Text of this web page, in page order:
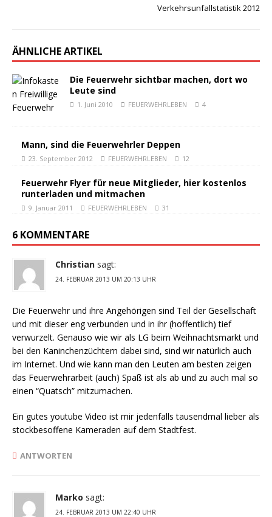
Verkehrsunfallstatistik 2012
ÄHNLICHE ARTIKEL
Die Feuerwehr sichtbar machen, dort wo
Leute sind
1. Juni 2010 FEUERWEHRLEBEN 4
Mann, sind die Feuerwehrler Deppen
23. September 2012 FEUERWEHRLEBEN 12
Feuerwehr Flyer für neue Mitglieder, hier kostenlos
runterladen und mitmachen
9. Januar 2011 FEUERWEHRLEBEN 31
6 KOMMENTARE
Christian sagt:
24. FEBRUAR 2013 UM 20:13 UHR
Die Feuerwehr und ihre Angehörigen sind Teil der Gesellschaft
und mit dieser eng verbunden und in ihr (hoffentlich) tief
verwurzelt. Genauso wie wir als LG beim Weihnachtsmarkt und
bei den Kaninchenzüchtern dabei sind, sind wir natürlich auch
im Internet. Und wie kann man den Leuten am besten zeigen
das Feuerwehrarbeit (auch) Spaß ist als ab und zu auch mal so
einen “Quatsch” mitzumachen.
Ein gutes youtube Video ist mir jedenfalls tausendmal lieber als
stockbesoffene Kameraden auf dem Stadtfest.
ANTWORTEN
Marko sagt:
24. FEBRUAR 2013 UM 22:40 UHR